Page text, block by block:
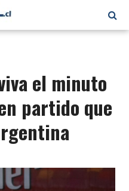
el minuto
partido que